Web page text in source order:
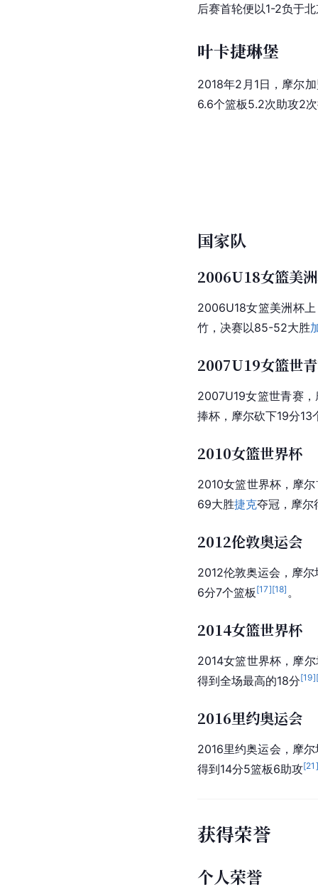
后赛首轮便以1-2负于
叶卡捷琳堡
2018年2月1日，摩尔
6.6个篮板5.2次助攻2
国家队
2006U18女篮美
2006U18女篮美洲杯
竹，决赛以85-52大胜
2007U19女篮世
2007U19女篮世青赛
捧杯，摩尔砍下19分
2010女篮世界杯
2010女篮世界杯，摩
69大胜捷克夺冠，摩尔
2012伦敦奥运会
2012伦敦奥运会，摩
6分7个篮板 [17][18] 。
2014女篮世界杯
2014女篮世界杯 ，摩
得到全场最高的18分[19]
2016里约奥运会
2016里约奥运会 ，摩
得到14分5篮板6助攻[21 ]
获得荣誉
个人荣誉